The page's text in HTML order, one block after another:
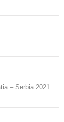
– Serbia 2021